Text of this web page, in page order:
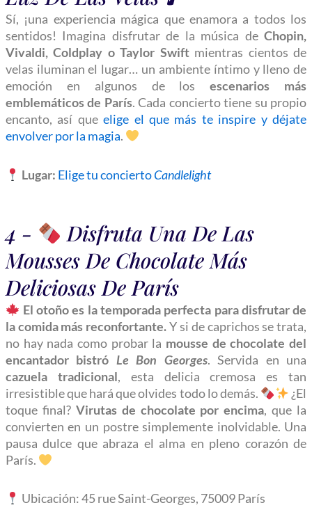
Sí, ¡una experiencia mágica que enamora a todos los
sentidos! Imagina disfrutar de la música deChopin,
Vivaldi, Coldplay o Taylor Swiftmientras cientos de
velas iluminan el lugar… un ambiente íntimo y lleno de
emoción en algunos de losescenarios más
emblemáticos de París. Cada concierto tiene su propio
encanto, así queelige el que más te inspire y déjate
envolver por la magia.
Lugar: Elige tu conciertoCandlelight
4 -
Disfruta Una De Las
Mousses De Chocolate Más
Deliciosas De París
El otoño es la temporada perfecta para disfrutar de
la comida más reconfortante.Y si de caprichos se trata,
no hay nada como probar la mousse de chocolate del
encantador bistró Le Bon Georges. Servida en una
cazuela tradicional, esta delicia cremosa es tan
irresistible que hará que olvides todo lo demás.
¿El
toque final? Virutas de chocolate por encima, que la
convierten en un postre simplemente inolvidable. Una
pausa dulce que abraza el alma en pleno corazón de
París.
Ubicación: 45 rue Saint-Georges, 75009 París